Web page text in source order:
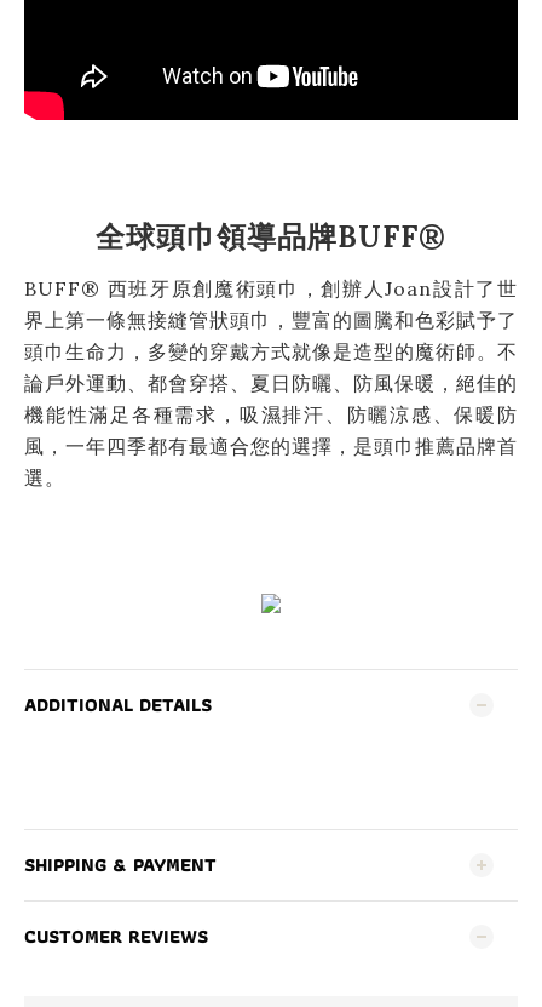
全球頭巾領導品牌BUFF®
BUFF® 西班牙原創魔術頭巾，創辦人Joan設計了世
界上第一條無接縫管狀頭巾，豐富的圖騰和色彩賦予了
頭巾生命力，多變的穿戴方式就像是造型的魔術師。不
論戶外運動、都會穿搭、夏日防曬、防風保暖，絕佳的
機能性滿足各種需求，吸濕排汗、防曬涼感、保暖防
風，一年四季都有最適合您的選擇，是頭巾推薦品牌首
選。
ADDITIONAL DETAILS
SHIPPING & PAYMENT
CUSTOMER REVIEWS